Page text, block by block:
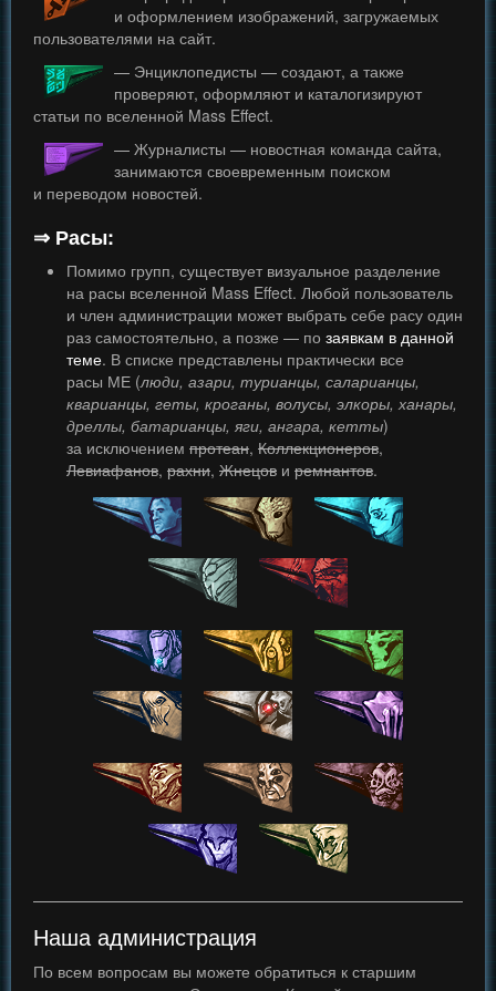
и оформлением изображений, загружаемых
пользователями на сайт.
— Энциклопедисты — создают, а также
проверяют, оформляют и каталогизируют
статьи по вселенной Mass Effect.
— Журналисты — новостная команда сайта,
занимаются своевременным поиском
и переводом новостей.
⇒ Расы:
Помимо групп, существует визуальное разделение
на расы вселенной Mass Effect. Любой пользователь
и член администрации может выбрать себе расу один
раз самостоятельно, а позже — по заявкам в данной
теме. В списке представлены практически все
расы МЕ (люди, азари, турианцы, саларианцы,
кварианцы, геты, кроганы, волусы, элкоры, ханары,
дреллы, батарианцы, яги, ангара, кетты)
за исключением протеан, Коллекционеров,
Левиафанов, рахни, Жнецов и ремнантов.
Наша администрация
По всем вопросам вы можете обратиться к старшим